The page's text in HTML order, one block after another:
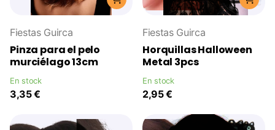
Fiestas Guirca
Pinza para el pelo
murciélago 13cm
En stock
3,35 €
Fiestas Guirca
Horquillas Halloween
Metal 3pcs
En stock
2,95 €